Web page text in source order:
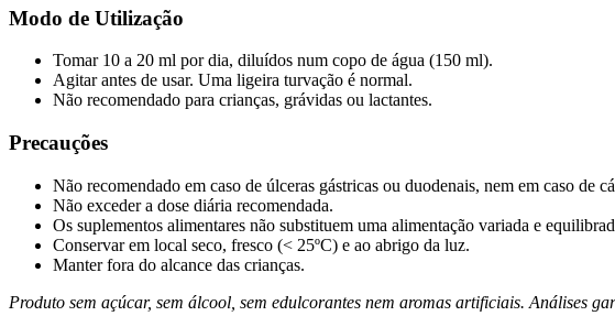
Modo de Utilização
Tomar 10 a 20 ml por dia, diluídos num copo de água (150 ml).
Agitar antes de usar. Uma ligeira turvação é normal.
Não recomendado para crianças, grávidas ou lactantes.
Precauções
Não recomendado em caso de úlceras gástricas ou duodenais, nem em caso de
Não exceder a dose diária recomendada.
Os suplementos alimentares não substituem uma alimentação variada e
Conservar em local seco, fresco (< 25ºC) e ao abrigo da luz.
Manter fora do alcance das crianças.
Produto sem açúcar, sem álcool, sem edulcorantes nem aromas artificiais. Análises